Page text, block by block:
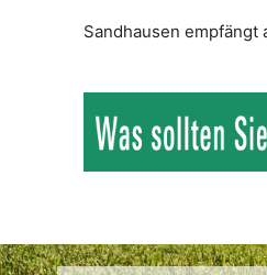
Sandhausen empfängt